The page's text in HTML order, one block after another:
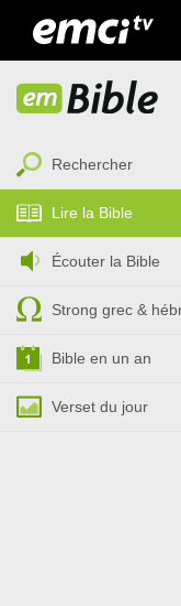
Rechercher
Lire la Bible
Écouter la Bible
Strong grec &
Bible en un an
Verset du jour